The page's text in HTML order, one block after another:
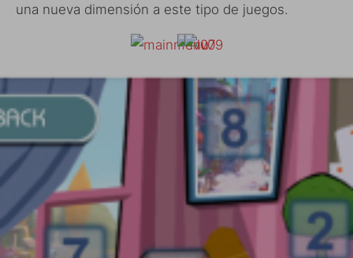
una nueva dimensión a este tipo de juegos.